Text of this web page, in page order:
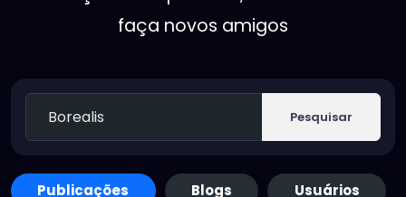
faça novos amigos
Pesquisar
Publicações Blogs Usuários